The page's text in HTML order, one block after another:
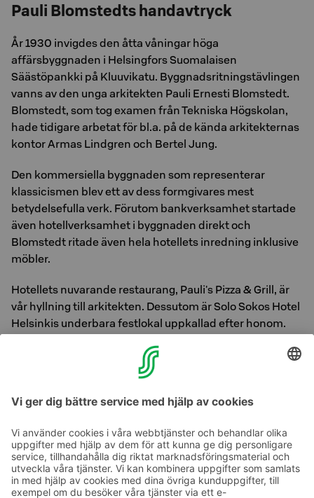
Pauli Blomstedts handavtryck
År 1930 invigdes den åtta våningar höga
affärsbyggnaden i Helsingfors Suomalaisen
Säästöpankki på Kluuvikatu. Byggnadsritningstävlingen
vanns av den unga arkitekten Pauli Ernesti Blomstedt.
Blomstedt, som tog examen från Tekniska Högskolan,
hade tidigare arbetat för bl.a. på de kända arkitekternas
kontor Armas Lindgren och Bertel Jung.
Den kommersiella byggnaden som representerar
klassicismen blev ett av dess formgivares mest
betydelsefulla verk. Förutom bankverksamhet startade
även hotellverksamhet i byggnaden direkt och
Blomstedt ritade även hela hotellets inredning inklusive
möbler.
Hotellets nuvarande restaurang, Pauli's Pizza & Grill, är
vår hyllning till arkitekten. Dessutom är Solo Sokos Hotel
Helsinkis underbara festlokal uppkallad efter honom.
Helsingfors stadsmuseum
Ta kontakt